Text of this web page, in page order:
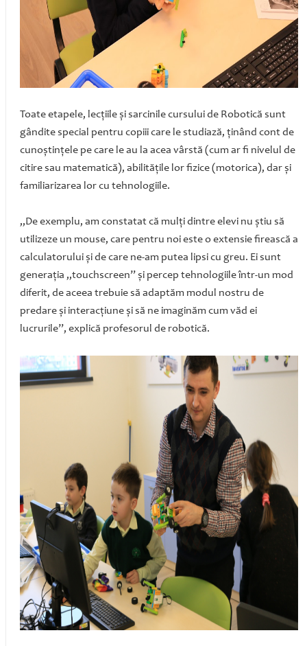
Toate etapele, lecţiile şi sarcinile cursului de Robotică sunt
gândite special pentru copiii care le studiază, ţinând cont de
cunoştinţele pe care le au la acea vârstă (cum ar fi nivelul de
citire sau matematică), abilităţile lor fizice (motorica), dar şi
familiarizarea lor cu tehnologiile.
„De exemplu, am constatat că mulţi dintre elevi nu ştiu să
utilizeze un mouse, care pentru noi este o extensie firească a
calculatorului şi de care ne-am putea lipsi cu greu. Ei sunt
generaţia „touchscreen” şi percep tehnologiile într-un mod
diferit, de aceea trebuie să adaptăm modul nostru de
predare şi interacţiune şi să ne imaginăm cum văd ei
lucrurile”, explică profesorul de robotică.